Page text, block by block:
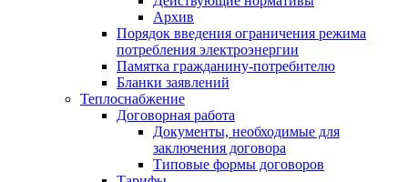
Архив
Порядок введения ограничения режима
потребления электроэнергии
Памятка гражданину-потребителю
Бланки заявлений
Теплоснабжение
Договорная работа
Документы, необходимые для
заключения договора
Типовые формы договоров